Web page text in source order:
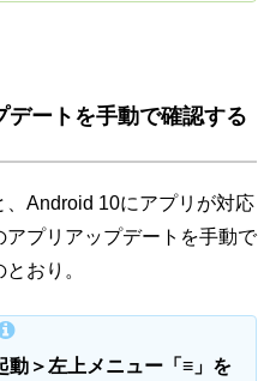
ートを手動で確認する
Android 10にアプリが対応
プリアップデートを手動で
おり。
動＞左上メニュー「≡」を